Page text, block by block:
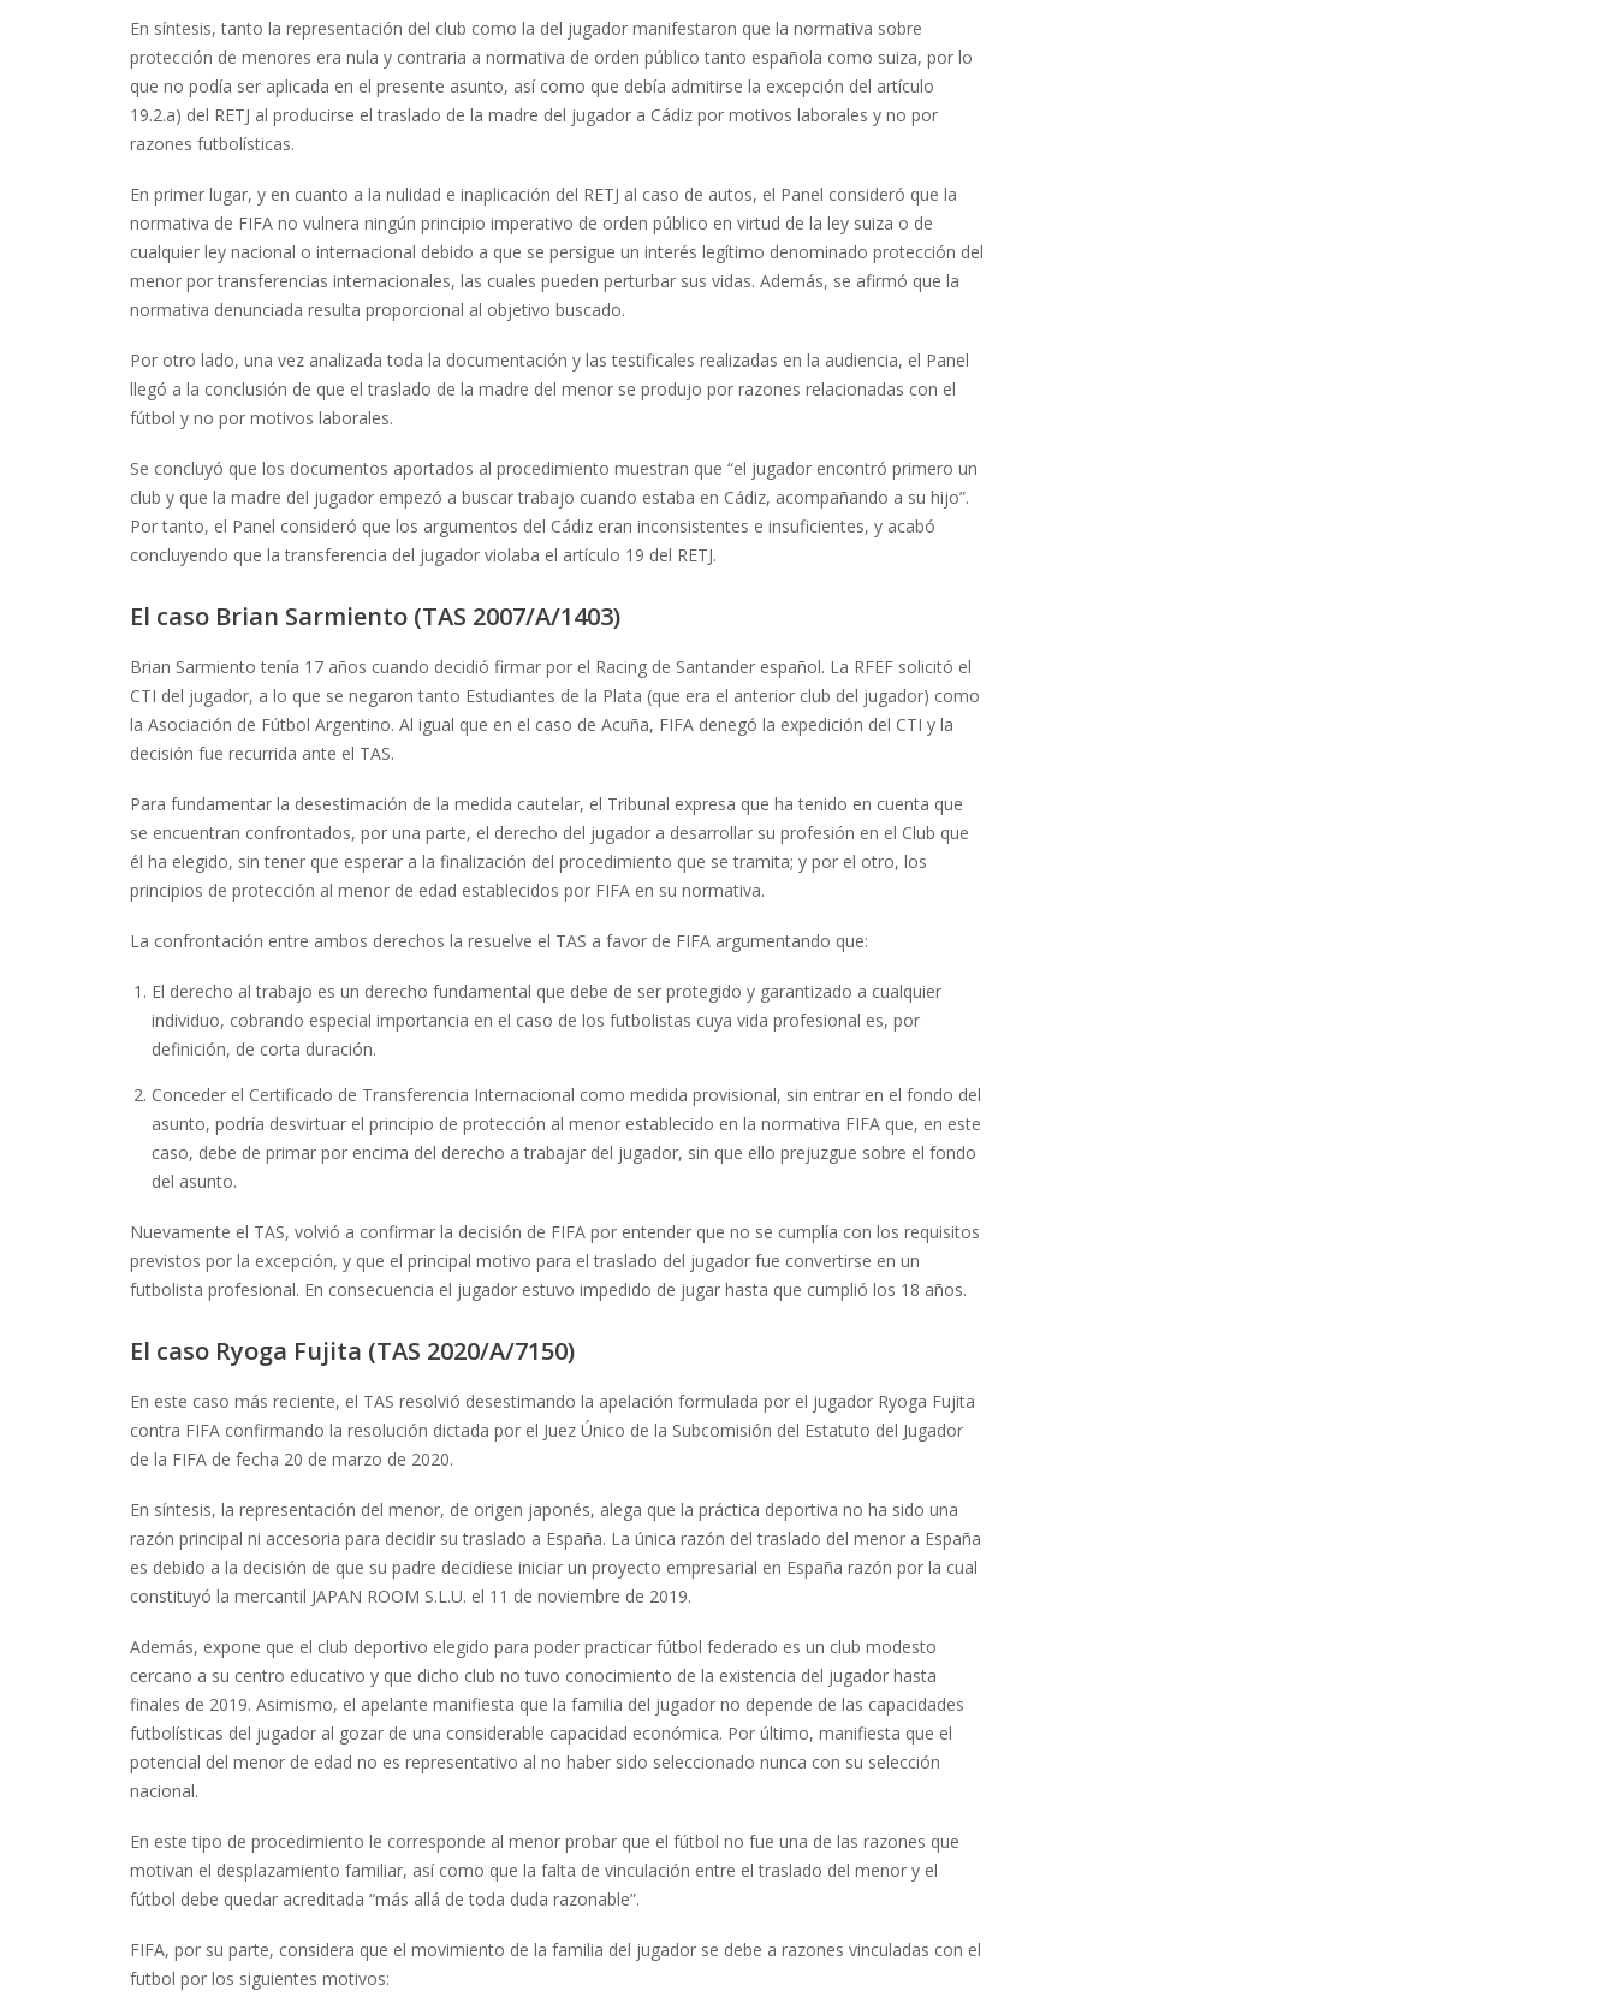
En síntesis, tanto la representación del club como la del jugador manifestaron que la normativa sobre
protección de menores era nula y contraria a normativa de orden público tanto española como suiza, por lo
que no podía ser aplicada en el presente asunto, así como que debía admitirse la excepción del artículo
19.2.a) del RETJ al producirse el traslado de la madre del jugador a Cádiz por motivos laborales y no por
razones futbolísticas.
En primer lugar, y en cuanto a la nulidad e inaplicación del RETJ al caso de autos, el Panel consideró que la
normativa de FIFA no vulnera ningún principio imperativo de orden público en virtud de la ley suiza o de
cualquier ley nacional o internacional debido a que se persigue un interés legítimo denominado protección del
menor por transferencias internacionales, las cuales pueden perturbar sus vidas. Además, se afirmó que la
normativa denunciada resulta proporcional al objetivo buscado.
Por otro lado, una vez analizada toda la documentación y las testificales realizadas en la audiencia, el Panel
llegó a la conclusión de que el traslado de la madre del menor se produjo por razones relacionadas con el
fútbol y no por motivos laborales.
Se concluyó que los documentos aportados al procedimiento muestran que “el jugador encontró primero un
club y que la madre del jugador empezó a buscar trabajo cuando estaba en Cádiz, acompañando a su hijo”.
Por tanto, el Panel consideró que los argumentos del Cádiz eran inconsistentes e insuficientes, y acabó
concluyendo que la transferencia del jugador violaba el artículo 19 del RETJ.
El caso Brian Sarmiento (TAS 2007/A/1403)
Brian Sarmiento tenía 17 años cuando decidió firmar por el Racing de Santander español. La RFEF solicitó el
CTI del jugador, a lo que se negaron tanto Estudiantes de la Plata (que era el anterior club del jugador) como
la Asociación de Fútbol Argentino. Al igual que en el caso de Acuña, FIFA denegó la expedición del CTI y la
decisión fue recurrida ante el TAS.
Para fundamentar la desestimación de la medida cautelar, el Tribunal expresa que ha tenido en cuenta que
se encuentran confrontados, por una parte, el derecho del jugador a desarrollar su profesión en el Club que
él ha elegido, sin tener que esperar a la finalización del procedimiento que se tramita; y por el otro, los
principios de protección al menor de edad establecidos por FIFA en su normativa.
La confrontación entre ambos derechos la resuelve el TAS a favor de FIFA argumentando que:
El derecho al trabajo es un derecho fundamental que debe de ser protegido y garantizado a cualquier
individuo, cobrando especial importancia en el caso de los futbolistas cuya vida profesional es, por
definición, de corta duración.
Conceder el Certificado de Transferencia Internacional como medida provisional, sin entrar en el fondo del
asunto, podría desvirtuar el principio de protección al menor establecido en la normativa FIFA que, en este
caso, debe de primar por encima del derecho a trabajar del jugador, sin que ello prejuzgue sobre el fondo
del asunto.
Nuevamente el TAS, volvió a confirmar la decisión de FIFA por entender que no se cumplía con los requisitos
previstos por la excepción, y que el principal motivo para el traslado del jugador fue convertirse en un
futbolista profesional. En consecuencia el jugador estuvo impedido de jugar hasta que cumplió los 18 años.
El caso Ryoga Fujita (TAS 2020/A/7150)
En este caso más reciente, el TAS resolvió desestimando la apelación formulada por el jugador Ryoga Fujita
contra FIFA confirmando la resolución dictada por el Juez Único de la Subcomisión del Estatuto del Jugador
de la FIFA de fecha 20 de marzo de 2020.
En síntesis, la representación del menor, de origen japonés, alega que la práctica deportiva no ha sido una
razón principal ni accesoria para decidir su traslado a España. La única razón del traslado del menor a España
es debido a la decisión de que su padre decidiese iniciar un proyecto empresarial en España razón por la cual
constituyó la mercantil JAPAN ROOM S.L.U. el 11 de noviembre de 2019.
Además, expone que el club deportivo elegido para poder practicar fútbol federado es un club modesto
cercano a su centro educativo y que dicho club no tuvo conocimiento de la existencia del jugador hasta
finales de 2019. Asimismo, el apelante manifiesta que la familia del jugador no depende de las capacidades
futbolísticas del jugador al gozar de una considerable capacidad económica. Por último, manifiesta que el
potencial del menor de edad no es representativo al no haber sido seleccionado nunca con su selección
nacional.
En este tipo de procedimiento le corresponde al menor probar que el fútbol no fue una de las razones que
motivan el desplazamiento familiar, así como que la falta de vinculación entre el traslado del menor y el
fútbol debe quedar acreditada “más allá de toda duda razonable”.
FIFA, por su parte, considera que el movimiento de la familia del jugador se debe a razones vinculadas con el
futbol por los siguientes motivos: